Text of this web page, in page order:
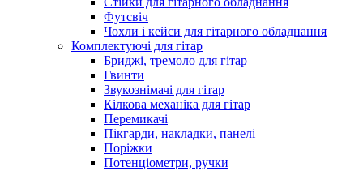
Футсвіч
Чохли і кейси для гітарного обладнання
Комплектуючі для гітар
Бриджі, тремоло для гітар
Гвинти
Звукознімачі для гітар
Кілкова механіка для гітар
Перемикачі
Пікгарди, накладки, панелі
Поріжки
Потенціометри, ручки